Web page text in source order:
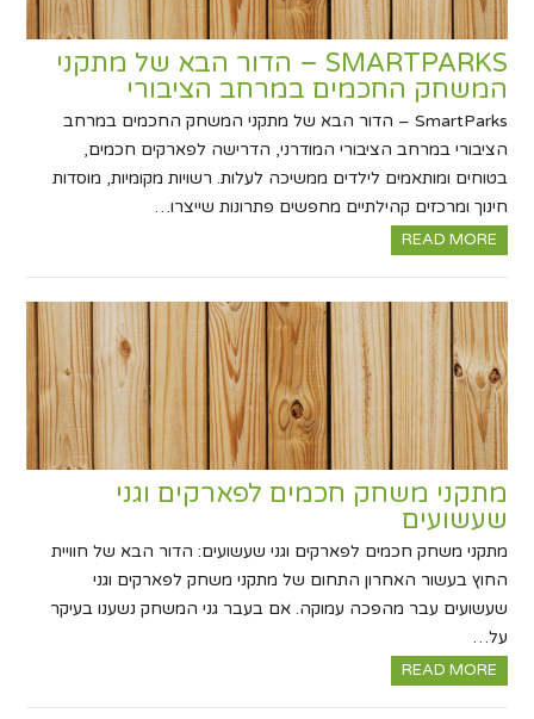
SMARTPARKS – הדור הבא של מתקני
המשחק החכמים במרחב הציבורי
SmartParks – הדור הבא של מתקני המשחק החכמים במרחב
הציבורי במרחב הציבורי המודרני, הדרישה לפארקים חכמים,
בטוחים ומותאמים לילדים ממשיכה לעלות. רשויות מקומיות, מוסדות
חינוך ומרכזים קהילתיים מחפשים פתרונות שייצרו…
READ MORE
מתקני משחק חכמים לפארקים וגני
שעשועים
מתקני משחק חכמים לפארקים וגני שעשועים: הדור הבא של חוויית
החוץ בעשור האחרון התחום של מתקני משחק לפארקים וגני
שעשועים עבר מהפכה עמוקה. אם בעבר גני המשחק נשענו בעיקר
על…
READ MORE